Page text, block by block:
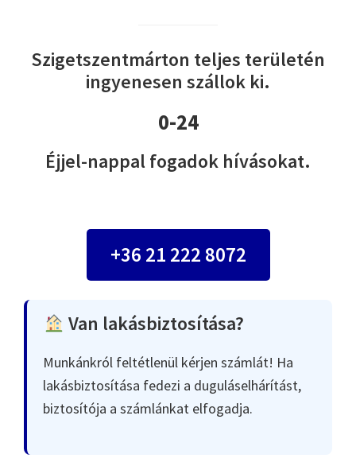
Szigetszentmárton teljes területén
ingyenesen szállok ki.
0-24
Éjjel-nappal fogadok hívásokat.
+36 21 222 8072
Van lakásbiztosítása?
Munkánkról feltétlenül kérjen számlát! Ha
lakásbiztosítása fedezi a duguláselhárítást,
biztosítója a számlánkat elfogadja.